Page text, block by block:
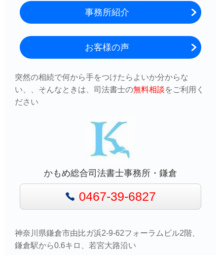
事務所紹介
お客様の声
突然の相続で何から手をつけたらよいか分からな
い、、そんなときは、司法書士の無料相談をご利用 く
ださい
かもめ総合司法書士事務所・鎌倉
0467-39-6827
神奈川県鎌倉市由比ガ浜2-9-62フォーラムビル2階、
鎌倉駅から0.6キロ、若宮大路沿い